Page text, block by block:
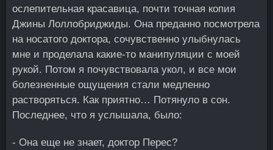
ослепительная красавица, почти точная копия
Джины Лоллобриджиды. Она преданно посмотрела
на носатого доктора, сочувственно улыбнулась
мне и проделала какие-то манипуляции с моей
рукой. Потом я почувствовала укол, и все мои
болезненные ощущения стали медленно
растворяться. Как приятно… Потянуло в сон.
Последнее, что я услышала, было:
- Она еще не знает, доктор Перес?